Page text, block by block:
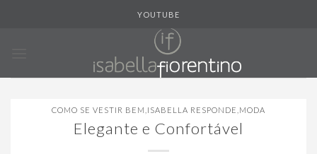
YOUTUBE
COMO SE VESTIR BEM ISABELLA RESPONDE MODA
Elegante e Confortável